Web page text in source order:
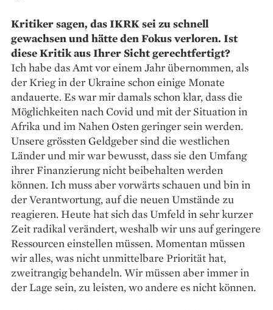
Kritiker sagen, das IKRK sei zu schnell
gewachsen und hätte den Fokus verloren. Ist
diese Kritik aus Ihrer Sicht gerechtfertigt?
Ich habe das Amt vor einem Jahr übernommen, als
der Krieg in der Ukraine schon einige Monate
andauerte. Es war mir damals schon klar, dass die
Möglichkeiten nach Covid und mit der Situation in
Afrika und im Nahen Osten geringer sein werden.
Unsere grössten Geldgeber sind die westlichen
Länder und mir war bewusst, dass sie den Umfang
ihrer Finanzierung nicht beibehalten werden
können. Ich muss aber vorwärts schauen und bin in
der Verantwortung, auf die neuen Umstände zu
reagieren. Heute hat sich das Umfeld in sehr kurzer
Zeit radikal verändert, weshalb wir uns auf geringere
Ressourcen einstellen müssen. Momentan müssen
wir alles, was nicht unmittelbare Priorität hat,
zweitrangig behandeln. Wir müssen aber immer in
der Lage sein, zu leisten, wo andere es nicht können.